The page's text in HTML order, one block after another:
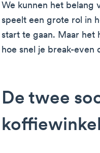
We kunnen het belang
speelt een grote rol in
start te gaan. Maar het
hoe snel je break-even
De twee